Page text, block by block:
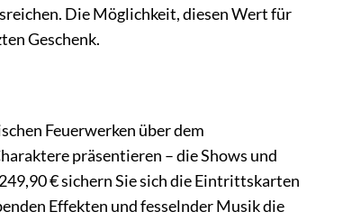
Die Möglichkeit, diesen Wert für
Geschenk.
Feuerwerken über dem
präsentieren – die Shows und
€ sichern Sie sich die Eintrittskarten
Effekten und fesselnder Musik die